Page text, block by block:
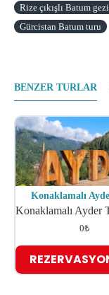
Rize çıkışlı Batum
Gürcistan Batum turu
BENZER TURLAR
Konaklamalı
Konaklamalı Ayder
0₺